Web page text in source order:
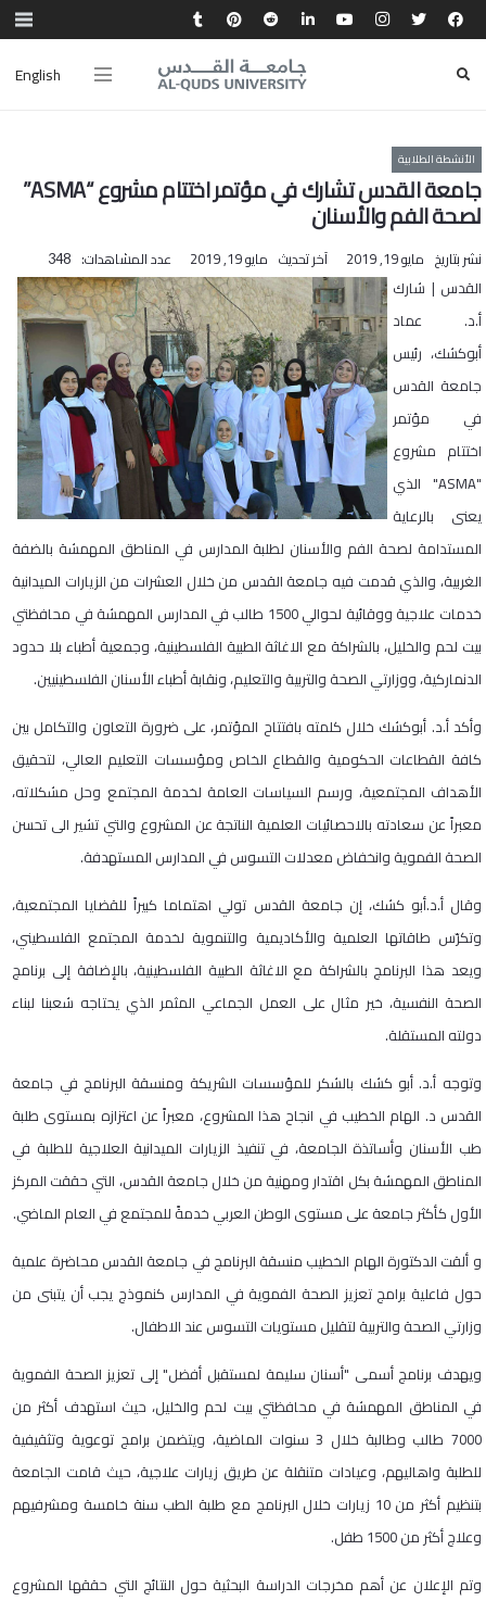
English
الأنشطة الطلابية
جامعة القدس تشارك في مؤتمر اختتام مشروع “ASMA”
لصحة الفم والأسنان
نشر بتاريخ مايو 19, 2019 آخر تحديث مايو 19, 2019 عدد المشاهدات: 348
القدس | شارك
أ.د. عماد
أبوكشك، رئيس
جامعة القدس
في مؤتمر
اختتام مشروع
"ASMA" الذي
يعنى بالرعاية
المستدامة لصحة الفم والأسنان لطلبة المدارس في المناطق المهمشة بالضفة
الغربية، والذي قدمت فيه جامعة القدس من خلال العشرات من الزيارات الميدانية
خدمات علاجية ووقائية لحوالي 1500 طالب في المدارس المهمشة في محافظتي
بيت لحم والخليل، بالشراكة مع الاغاثة الطبية الفلسطينية، وجمعية أطباء بلا حدود
الدنماركية، ووزارتي الصحة والتربية والتعليم، ونقابة أطباء الأسنان الفلسطينيين.
وأكد أ.د. أبوكشك خلال كلمته بافتتاح المؤتمر، على ضرورة التعاون والتكامل بين
كافة القطاعات الحكومية والقطاع الخاص ومؤسسات التعليم العالي، لتحقيق
الأهداف المجتمعية، ورسم السياسات العامة لخدمة المجتمع وحل مشكلاته،
معبراً عن سعادته بالاحصائيات العلمية الناتجة عن المشروع والتي تشير الى تحسن
الصحة الفموية وانخفاض معدلات التسوس في المدارس المستهدفة.
وقال أ.د.أبو كشك، إن جامعة القدس تولي اهتماما كبيراً للقضايا المجتمعية،
وتكرّس طاقاتها العلمية والأكاديمية والتنموية لخدمة المجتمع الفلسطيني،
ويعد هذا البرنامج بالشراكة مع الاغاثة الطبية الفلسطينية، بالإضافة إلى برنامج
الصحة النفسية، خير مثال على العمل الجماعي المثمر الذي يحتاجه شعبنا لبناء
دولته المستقلة.
وتوجه أ.د. أبو كشك بالشكر للمؤسسات الشريكة ومنسقة البرنامج في جامعة
القدس د. الهام الخطيب في انجاح هذا المشروع، معبراً عن اعتزازه بمستوى طلبة
طب الأسنان وأساتذة الجامعة، في تنفيذ الزيارات الميدانية العلاجية للطلبة في
المناطق المهمشة بكل اقتدار ومهنية من خلال جامعة القدس، التي حققت المركز
الأول كأكثر جامعة على مستوى الوطن العربي خدمةً للمجتمع في العام الماضي.
و ألقت الدكتورة الهام الخطيب منسقة البرنامج في جامعة القدس محاضرة علمية
حول فاعلية برامج تعزيز الصحة الفموية في المدارس كنموذج يجب أن يتبنى من
وزارتي الصحة والتربية لتقليل مستويات التسوس عند الاطفال.
ويهدف برنامج أسمى "أسنان سليمة لمستقبل أفضل" إلى تعزيز الصحة الفموية
في المناطق المهمشة في محافظتي بيت لحم والخليل، حيث استهدف أكثر من
7000 طالب وطالبة خلال 3 سنوات الماضية، ويتضمن برامج توعوية وتثقيفية
للطلبة واهاليهم، وعيادات متنقلة عن طريق زيارات علاجية، حيث قامت الجامعة
بتنظيم أكثر من 10 زيارات خلال البرنامج مع طلبة الطب سنة خامسة ومشرفيهم
وعلاج أكثر من 1500 طفل.
وتم الإعلان عن أهم مخرجات الدراسة البحثية حول النتائج التي حققها المشروع